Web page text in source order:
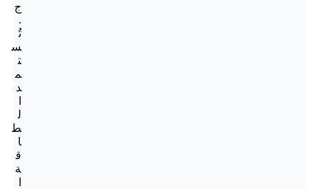
ج
.
تُ
س
ت
م
د
ل
ط
ا
ق
ة